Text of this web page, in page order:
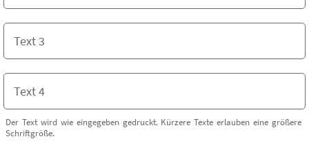
Der Text wird wie eingegeben gedruckt. Kürzere Texte erlauben eine größere
Schriftgröße.